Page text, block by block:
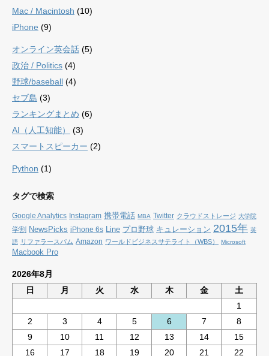
Mac / Macintosh (10)
iPhone (9)
オンライン英会話 (5)
政治 / Politics (4)
野球/baseball (4)
セブ島 (3)
ランキングまとめ (6)
AI（人工知能）
(3)
スマートスピーカー (2)
Python (1)
タグで検索
Google Analytics Instagram 携帯電話 MBA Twitter クラウドストレージ 大学院
学割 NewsPicks iPhone 6s Line プロ野球 キュレーション 2015年 英
語 リファラースパム Amazon ワールドビジネスサテライト（WBS） Microsoft
Macbook Pro
2026年8月
日
月 火 水 木 金 土
1
2
3 4 5 6 7
8
9
10 11 12 13 14
15
16
17 18 19 20 21
22